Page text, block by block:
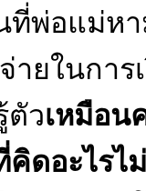
ที่พ่อแม่ห
ายในกา
ตัวเหมือน
อะไรไม่